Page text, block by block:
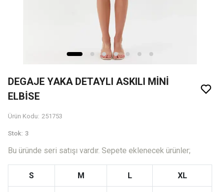
DEGAJE YAKA DETAYLI ASKILI MİNİ
ELBİSE
Ürün Kodu: 251753
Stok: 3
Bu üründe seri satışı vardır. Sepete eklenecek ürünler;
S M L XL